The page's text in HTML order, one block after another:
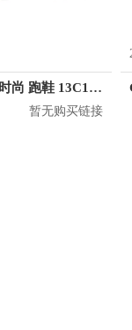
GXG 复古时尚 跑鞋 13C150014E
暂无购买链接